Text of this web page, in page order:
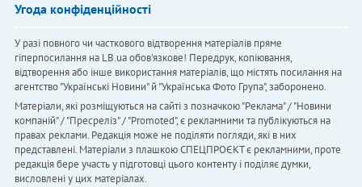
Угода конфіденційності
У разі повного чи часткового відтворення матеріалів пряме
гіперпосилання на LB.ua обов'язкове! Передрук, копіювання,
відтворення або інше використання матеріалів, що містять посилання на
агентство "Українськi Новини" й "Українська Фото Група", заборонено.
Матеріали, які розміщуються на сайті з позначкою "Реклама" / "Новини
компаній" / "Пресреліз" / "Promoted", є рекламними та публікуються на
правах реклами. Редакція може не поділяти погляди, які в них
представлені. Матеріали з плашкою СПЕЦПРОЄКТ є рекламними, проте
редакція бере участь у підготовці цього контенту і поділяє думки,
висловлені у цих матеріалах.